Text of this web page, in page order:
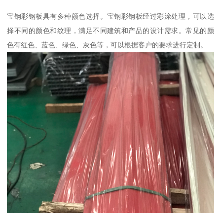
宝钢彩钢板具有多种颜色选择。宝钢彩钢板经过彩涂处理，可以选
择不同的颜色和纹理，满足不同建筑和产品的设计需求。常见的颜
色有红色、蓝色、绿色、灰色等，可以根据客户的要求进行定制。